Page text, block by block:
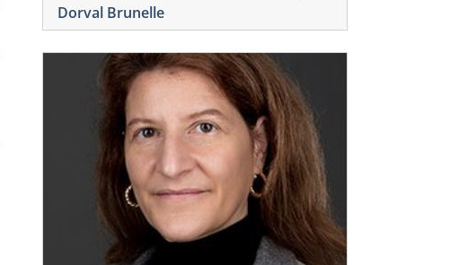
Dorval Brunelle